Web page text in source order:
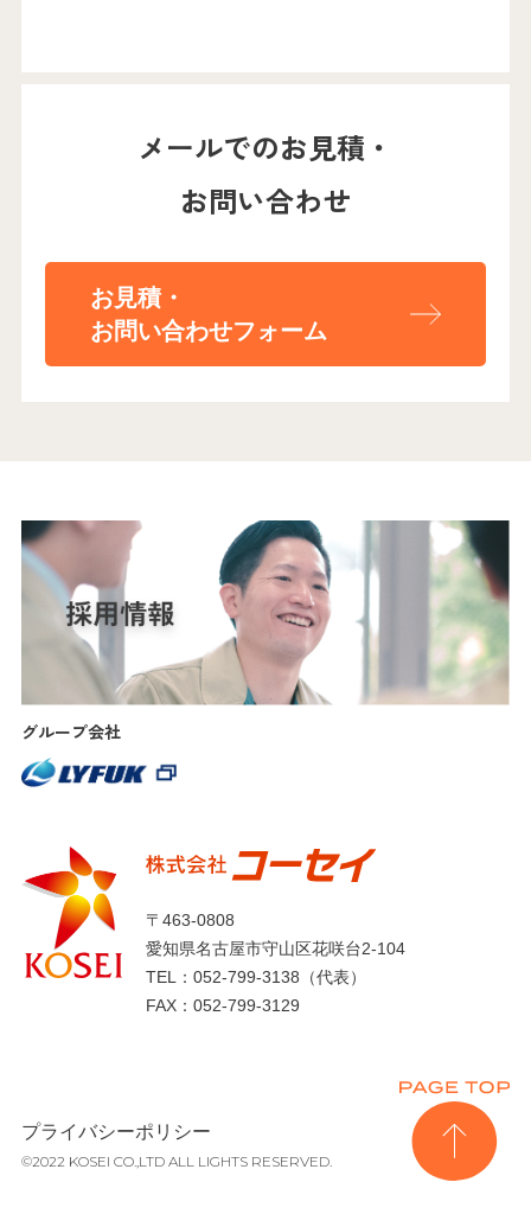
メールでのお見積・
お問い合わせ
お見積・
お問い合わせフォーム
〒463-0808
愛知県名古屋市守山区花咲台2-104
TEL： 052-799-3138 （代表）
FAX：052-799-3129
グループ会社
プライバシーポリシー
©︎2022 KOSEI CO.,LTD ALL LIGHTS RESERVED.